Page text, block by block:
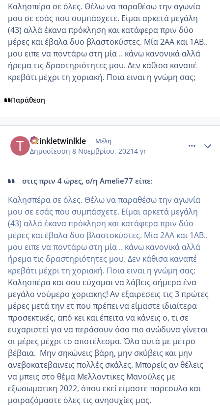
Καλησπέρα σε όλες. Θέλω να παραθέσω την αγωνία
μου σε εσάς που συμπάσχετε. Είμαι αρκετά μεγάλη
(43) αλλά έκανα πρόκληση και κατάφερα πριν δύο
μέρες και έβαλα δυο βλαστοκύστες. Μία 2ΑΑ και 1ΑΒ..
μου ειπε να ποντάρω στη μία .. κάνω κανονικά αλλά
ήρεμα τις δραστηριότητες μου. Δεν κάθισα καναπέ
κρεβάτι μέχρι τη χοριακή. Ποια ειναι η γνώμη σας;
Παράθεση
twinkletwinlkle Μέλη
Δημοσίευση 8 Νοεμβρίου, 20214 yr
στις πριν 4 ώρες, ο/η Amelie77 είπε:
Καλησπέρα σε όλες. Θέλω να παραθέσω την αγωνία
μου σε εσάς που συμπάσχετε. Είμαι αρκετά μεγάλη
(43) αλλά έκανα πρόκληση και κατάφερα πριν δύο
μέρες και έβαλα δυο βλαστοκύστες. Μία 2ΑΑ και 1ΑΒ..
μου ειπε να ποντάρω στη μία .. κάνω κανονικά αλλά
ήρεμα τις δραστηριότητες μου. Δεν κάθισα καναπέ
κρεβάτι μέχρι τη χοριακή. Ποια ειναι η γνώμη σας;
Καλησπέρα και σου εύχομαι να λάβεις σήμερα ένα
μεγάλο νούμερο χοριακης! Αν εξαιρεσεις τις 3 πρώτες
μέρες μετά την ετ που πρέπει να είμαστε ιδιαίτερα
προσεκτικές, από κει και έπειτα να κάνεις ο, τι σε
ευχαριστεί για να περάσουν όσο πιο ανώδυνα γίνεται
οι μέρες μέχρι το αποτέλεσμα. Όλα αυτά με μέτρο
βέβαια. Μην σηκώνεις βάρη, μην σκύβεις και μην
ανεβοκατεβαινεις πολλές σκάλες. Μπορείς αν θέλεις
να μπεις στο θέμα Μελλοντικες Μανούλες με
εξωσωματικη 2022, όπου εκεί είμαστε παρεουλα και
μοιραζόμαστε όλες τις ανησυχίες μας.